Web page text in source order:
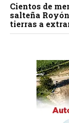
Cientos de
salteña
tierras a